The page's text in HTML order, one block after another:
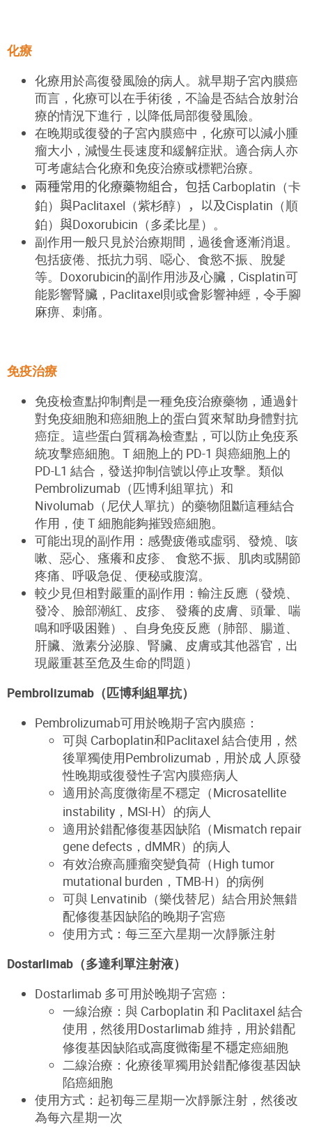
化療
化療用於高復發風險的病人。就早期子宮內膜癌
而言，化療可以在手術後，不論是否結合放射治
療的情況下進行，以降低局部復發風險。
在晚期或復發的子宮內膜癌中，化療可以減小腫
瘤大小，減慢生長速度和緩解症狀。適合病人亦
可考慮結合化療和免疫治療或標靶治療。
兩種常用的化療藥物組合，包括Carboplatin （卡
鉑） 與Paclitaxel （紫杉醇） ，以及Cisplatin （順
鉑） 與Doxorubicin （多柔比星 ） 。
副作用一般只見於治療期間，過後會逐漸消退。
包括疲倦、抵抗力弱、噁心、食慾不振、脫髮
等。 Doxorubicin的副作用涉及心臟， Cisplatin可
能影響腎臟， Paclitaxel則或會影響神經，令手腳
麻痹、刺痛。
免疫治療
免疫檢查點抑制劑是一種免疫治療藥物，通過針
對免疫細胞和癌細胞上的蛋白質來幫助身體對抗
癌症。這些蛋白質稱為檢查點，可以防止免疫系
統攻擊癌細胞。T 細胞上的 PD-1 與癌細胞上的
PD-L1 結合，發送抑制信號以停止攻擊。類似
Pembrolizumab（匹博利組單抗）和
Nivolumab（尼伏人單抗）的藥物阻斷這種結合
作用，使 T 細胞能夠摧毀癌細胞。
可能出現的副作用：感覺疲倦或虛弱、發燒、咳
嗽、惡心、瘙癢和皮疹、 食慾不振、肌肉或關節
疼痛、呼吸急促、便秘或腹瀉。
較少見但相對嚴重的副作用：輸注反應（發燒、
發冷、臉部潮紅、皮疹、 發癢的皮膚、頭暈、喘
鳴和呼吸困難）、自身免疫反應（肺部、腸道、
肝臟、激素分泌腺、腎臟、皮膚或其他器官，出
現嚴重甚至危及生命的問題）
Pembrolizumab（匹博利組單抗）
Pembrolizumab可用於晚期子宮內膜癌：
可與 Carboplatin和Paclitaxel 結合使用，然
後單獨使用Pembrolizumab ，用於成 人原發
性晚期或復發性子宮內膜癌病人
適用於高度微衛星不穩定 （Microsatellite
instability， MSI-H） 的病人
適用於錯配修復基因缺陷（Mismatch repair
genedefects， dMMR） 的病人
有效治療高腫瘤突變負荷（High tumor
mutational burden， TMB-H）的病例
可與 Lenvatinib（樂伐替尼）結合用於無錯
配修復基因缺陷的晚期子宮癌
使用方式：每三至六星期一次靜脈注射
Dostarlimab（多達利單注射液）
Dostarlimab 多可用於晚期子宮癌：
一線治療：與 Carboplatin 和 Paclitaxel 結合
使用，然後用Dostarlimab 維持，用於錯配
修復基因缺陷或高度微衛星不穩定癌細胞
二線治療：化療後單獨用於錯配修復基因缺
陷癌細胞
使用方式：起初每三星期一次靜脈注射，然後改
為每六星期一次